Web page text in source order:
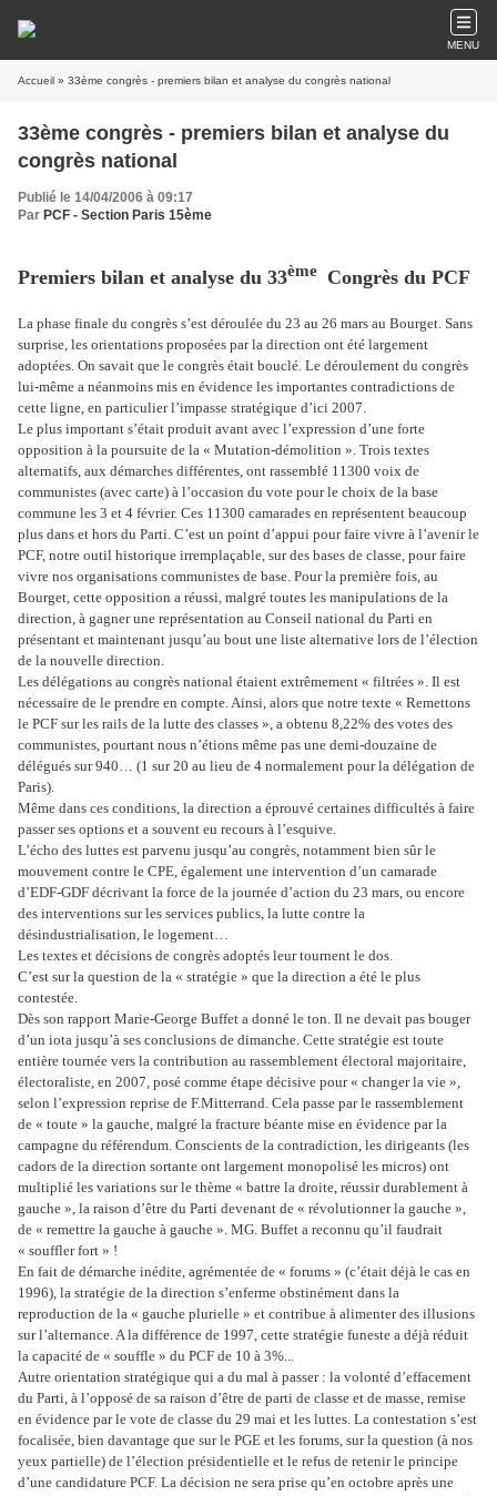
MENU
Accueil » 33ème congrès - premiers bilan et analyse du congrès national
33ème congrès - premiers bilan et analyse du
congrès national
Publié le 14/04/2006 à 09:17
Par PCF - Section Paris 15ème
Premiers bilan et analyse du 33ème Congrès du PCF
La phase finale du congrès s’est déroulée du 23 au 26 mars au Bourget. Sans
surprise, les orientations proposées par la direction ont été largement
adoptées. On savait que le congrès était bouclé. Le déroulement du congrès
lui-même a néanmoins mis en évidence les importantes contradictions de
cette ligne, en particulier l’impasse stratégique d’ici 2007.
Le plus important s’était produit avant avec l’expression d’une forte
opposition à la poursuite de la « Mutation-démolition ». Trois textes
alternatifs, aux démarches différentes, ont rassemblé 11300 voix de
communistes (avec carte) à l’occasion du vote pour le choix de la base
commune les 3 et 4 février. Ces 11300 camarades en représentent beaucoup
plus dans et hors du Parti. C’est un point d’appui pour faire vivre à l’avenir le
PCF, notre outil historique irremplaçable, sur des bases de classe, pour faire
vivre nos organisations communistes de base. Pour la première fois, au
Bourget, cette opposition a réussi, malgré toutes les manipulations de la
direction, à gagner une représentation au Conseil national du Parti en
présentant et maintenant jusqu’au bout une liste alternative lors de l’élection
de la nouvelle direction.
Les délégations au congrès national étaient extrêmement « filtrées ». Il est
nécessaire de le prendre en compte. Ainsi, alors que notre texte « Remettons
le PCF sur les rails de la lutte des classes », a obtenu 8,22% des votes des
communistes, pourtant nous n’étions même pas une demi-douzaine de
délégués sur 940… (1 sur 20 au lieu de 4 normalement pour la délégation de
Paris).
Même dans ces conditions, la direction a éprouvé certaines difficultés à faire
passer ses options et a souvent eu recours à l’esquive.
L’écho des luttes est parvenu jusqu’au congrès, notamment bien sûr le
mouvement contre le CPE, également une intervention d’un camarade
d’EDF-GDF décrivant la force de la journée d’action du 23 mars, ou encore
des interventions sur les services publics, la lutte contre la
désindustrialisation, le logement…
Les textes et décisions de congrès adoptés leur tournent le dos.
C’est sur la question de la « stratégie » que la direction a été le plus
contestée.
Dès son rapport Marie-George Buffet a donné le ton. Il ne devait pas bouger
d’un iota jusqu’à ses conclusions de dimanche. Cette stratégie est toute
entière tournée vers la contribution au rassemblement électoral majoritaire,
électoraliste, en 2007, posé comme étape décisive pour « changer la vie »,
selon l’expression reprise de F.Mitterrand. Cela passe par le rassemblement
de « toute » la gauche, malgré la fracture béante mise en évidence par la
campagne du référendum. Conscients de la contradiction, les dirigeants (les
cadors de la direction sortante ont largement monopolisé les micros) ont
multiplié les variations sur le thème « battre la droite, réussir durablement à
gauche », la raison d’être du Parti devenant de « révolutionner la gauche »,
de « remettre la gauche à gauche ». MG. Buffet a reconnu qu’il faudrait
« souffler fort » !
En fait de démarche inédite, agrémentée de « forums » (c’était déjà le cas en
1996), la stratégie de la direction s’enferme obstinément dans la
reproduction de la « gauche plurielle » et contribue à alimenter des illusions
sur l’alternance. A la différence de 1997, cette stratégie funeste a déjà réduit
la capacité de « souffle » du PCF de 10 à 3%...
Autre orientation stratégique qui a du mal à passer : la volonté d’effacement
du Parti, à l’opposé de sa raison d’être de parti de classe et de masse, remise
en évidence par le vote de classe du 29 mai et les luttes. La contestation s’est
focalisée, bien davantage que sur le PGE et les forums, sur la question (à nos
yeux partielle) de l’élection présidentielle et le refus de retenir le principe
d’une candidature PCF. La décision ne sera prise qu’en octobre après une